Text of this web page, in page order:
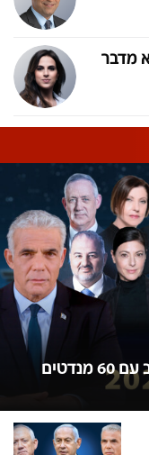
השבוע
הצעירה
מלאות
מדבר